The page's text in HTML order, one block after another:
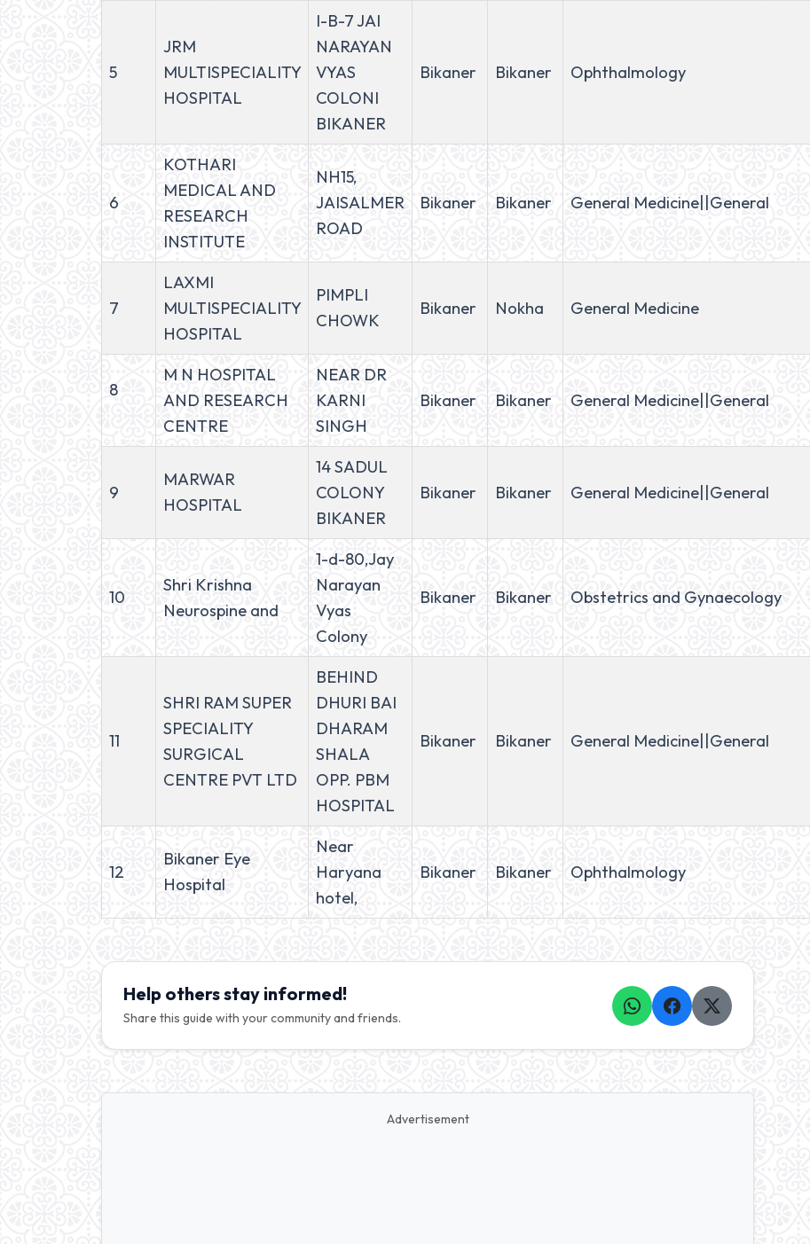
5
JRM
MULTISPECIALITY
HOSPITAL
I-B-7 JAI
NARAYAN
VYAS
COLONI
BIKANER
Bikaner Bikaner Ophthalmology
6
KOTHARI
MEDICAL AND
RESEARCH
INSTITUTE
NH15,
JAISALMER
ROAD
Bikaner Bikaner General Medicine||General
7
LAXMI
MULTISPECIALITY
HOSPITAL
PIMPLI
CHOWK
Bikaner Nokha General Medicine
8
M N HOSPITAL
AND RESEARCH
CENTRE
NEAR DR
KARNI
SINGH
Bikaner Bikaner General Medicine||General
9
MARWAR
HOSPITAL
14 SADUL
COLONY
BIKANER
Bikaner Bikaner General Medicine||General
10
Shri Krishna
Neurospine and
1-d-80,Jay
Narayan
Vyas
Colony
Bikaner Bikaner Obstetrics and Gynaecology
11
SHRI RAM SUPER
SPECIALITY
SURGICAL
CENTRE PVT LTD
BEHIND
DHURI BAI
DHARAM
SHALA
OPP. PBM
HOSPITAL
Bikaner Bikaner General Medicine||General
12
Bikaner Eye
Hospital
Near
Haryana
hotel,
Bikaner Bikaner Ophthalmology
Help others stay informed!
Share this guide with your community and friends.
Advertisement